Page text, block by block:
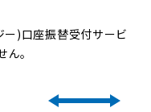
)口座振替受付サービ
。